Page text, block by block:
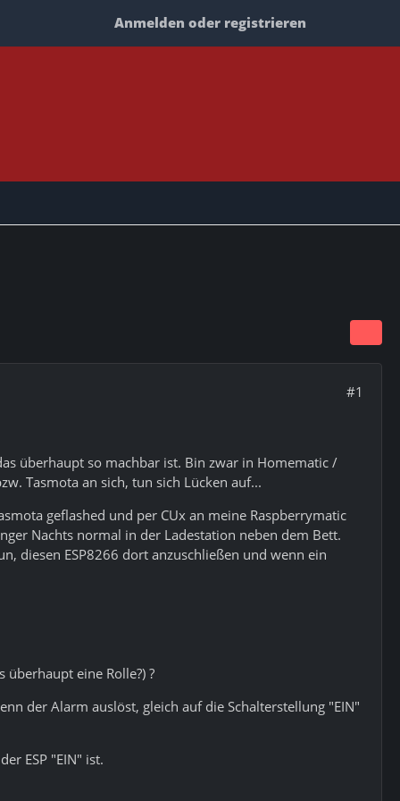
Anmelden oder registrieren
#1
überhaupt so machbar ist. Bin zwar in Homematic /
Tasmota an sich, tun sich Lücken auf...
geflashed und per CUx an meine Raspberrymatic
Nachts normal in der Ladestation neben dem Bett.
diesen ESP8266 dort anzuschließen und wenn ein
eine Rolle?) ?
der Alarm auslöst, gleich auf die Schalterstellung "EIN"
ESP "EIN" ist.